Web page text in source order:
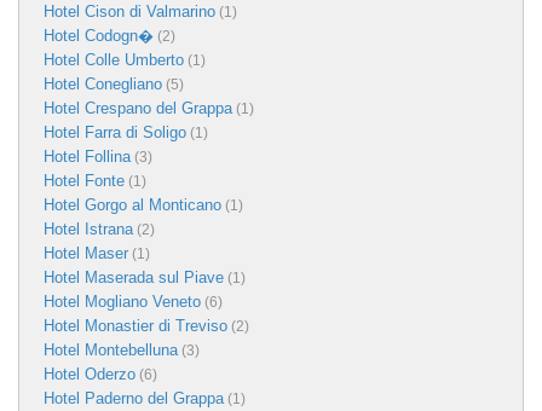
Hotel Cison di Valmarino (1)
Hotel Codogn� (2)
Hotel Colle Umberto (1)
Hotel Conegliano (5)
Hotel Crespano del Grappa(1)
Hotel Farra di Soligo (1)
Hotel Follina(3)
Hotel Fonte (1)
Hotel Gorgo al Monticano (1)
Hotel Istrana(2)
Hotel Maser (1)
Hotel Maserada sul Piave (1)
Hotel Mogliano Veneto (6)
Hotel Monastier di Treviso (2)
Hotel Montebelluna(3)
Hotel Oderzo (6)
Hotel Paderno del Grappa(1)